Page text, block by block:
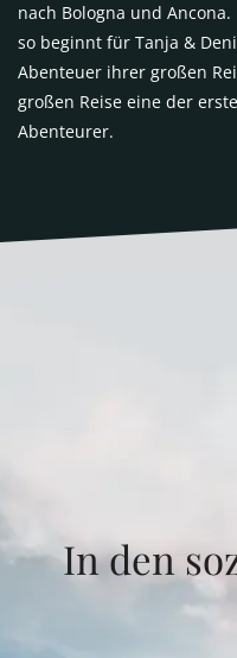
nach Bologna und
so beginnt für Tanja &
Abenteuer ihrer großen
großen Reise eine der
Abenteurer.
In den